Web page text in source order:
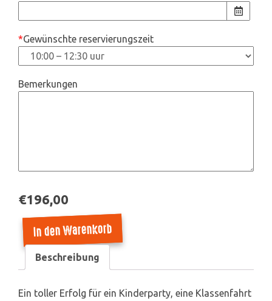
*Gewünschte reservierungszeit
Bemerkungen
€196,00
Paintball
für
Kinder
Menge
In den Warenkorb
Beschreibung
Ein toller Erfolg für ein Kinderparty, eine Klassenfahrt